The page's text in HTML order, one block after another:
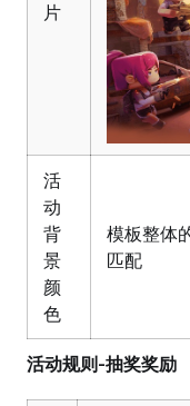
片
活
动
背
景
颜
色
模板整体
匹配
活动规则-抽奖奖励